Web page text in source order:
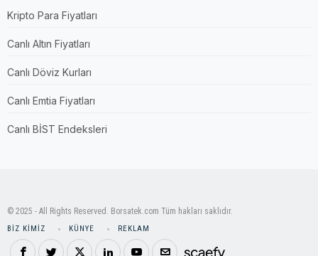
Kripto Para Fiyatları
Canlı Altın Fiyatları
Canlı Döviz Kurları
Canlı Emtia Fiyatları
Canlı BİST Endeksleri
© 2025 - All Rights Reserved. Borsatek.com Tüm hakları saklıdır.
BIZ KIMIZ KÜNYE REKLAM